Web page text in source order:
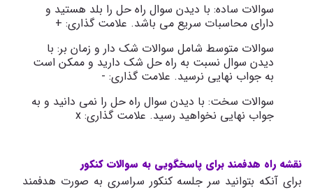
سوالات ساده: با دیدن سوال راه حل را بلد هستید و
دارای محاسبات سریع می باشد. علامت گذاری: +
سوالات متوسط شامل سوالات شک دار و زمان بر: با
دیدن سوال نسبت به راه حل شک دارید و ممکن است
به جواب نهایی نرسید. علامت گذاری: -
سوالات سخت: با دیدن سوال راه حل را نمی دانید و به
جواب نهایی نخواهید رسید. علامت گذاری: x
نقشه راه هدفمند برای پاسخگویی به سوالات کنکور
برای آنکه بتوانید سر جلسه کنکور سراسری به صورت هدفمند